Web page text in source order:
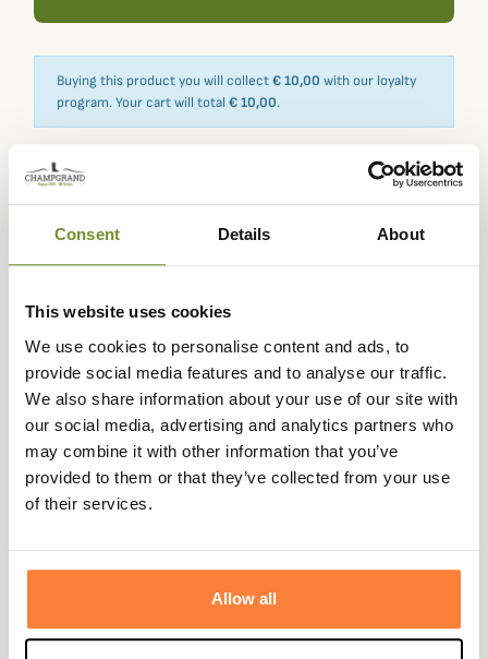
Consent Details About
This website uses cookies
We use cookies to personalise content and ads, to
provide social media features and to analyse our traffic.
We also share information about your use of our site with
our social media, advertising and analytics partners who
may combine it with other information that you’ve
provided to them or that they’ve collected from your use
of their services.
Allow all
Buying this product you will collect€ 10,00 with our loyalty
program. Your cart will total € 10,00.
la journée
retour sous
90 jours
sécurisé
3 fois dès 100
Beschrijving
Ariatbiedt je deze leren Windermere laarzen voor
vrouwen die op zoek zijn naar veelzijdige, stijlvolle en
praktische laarzen in country-stijl.
combinatie van volnerfleer in het bovenwerk en de voet
en nubuck. Dit geeft ze flexibiliteit en duurzaamheid. Ze
GORE-TEX membraan, waardoor ze perfect waterdicht